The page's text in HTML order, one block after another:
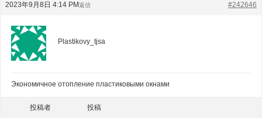
2023年9月8日 4:14 PM #242646
返信
Plastikovy_tjsa
Экономичное отопление пластиковыми окнами
投稿者 投稿